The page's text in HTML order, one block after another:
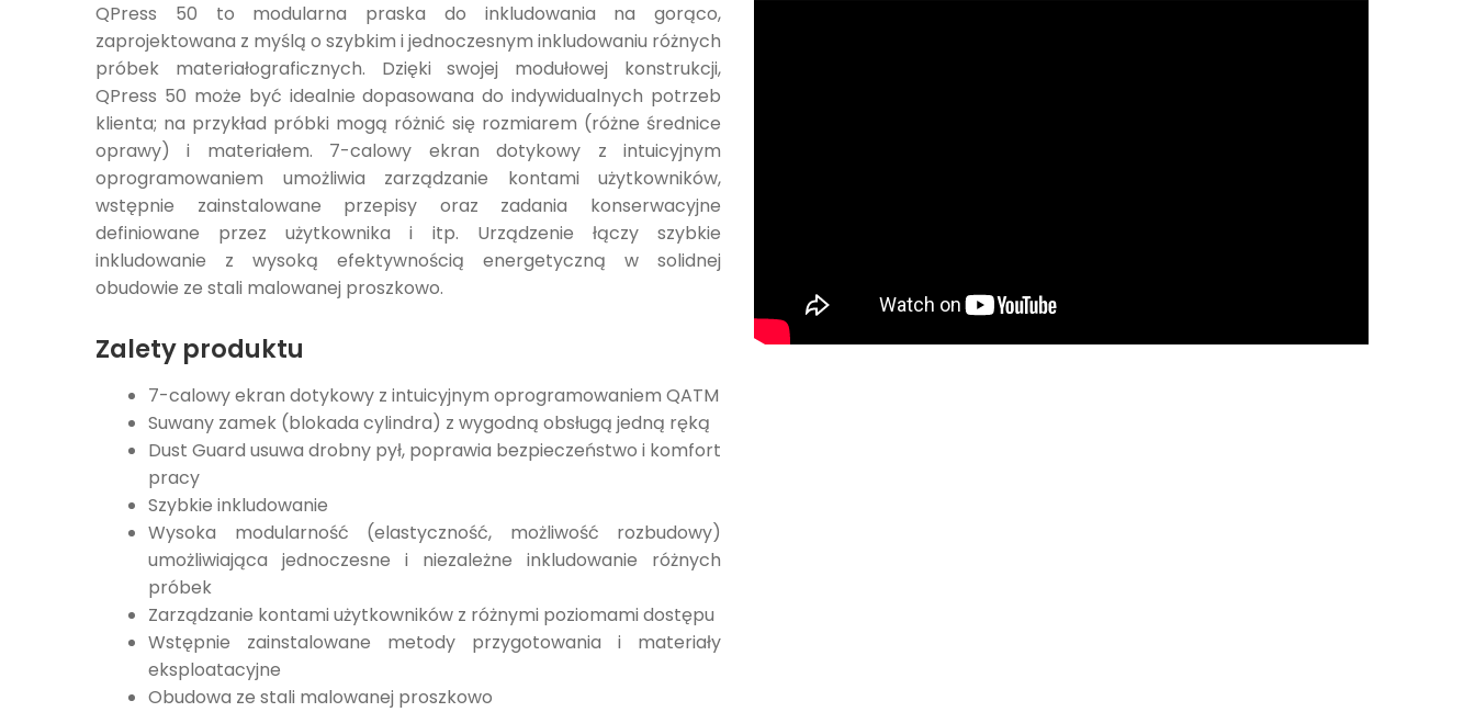
QPress 50 to modularna praska do inkludowania na gorąco,
zaprojektowana z myślą o szybkim i jednoczesnym inkludowaniu różnych
próbek materiałograficznych. Dzięki swojej modułowej konstrukcji,
QPress 50 może być idealnie dopasowana do indywidualnych potrzeb
klienta; na przykład próbki mogą różnić się rozmiarem (różne średnice
oprawy) i materiałem. 7-calowy ekran dotykowy z intuicyjnym
oprogramowaniem umożliwia zarządzanie kontami użytkowników,
wstępnie zainstalowane przepisy oraz zadania konserwacyjne
definiowane przez użytkownika i itp. Urządzenie łączy szybkie
inkludowanie z wysoką efektywnością energetyczną w solidnej
obudowie ze stali malowanej proszkowo.
Zalety produktu
7-calowy ekran dotykowy z intuicyjnym oprogramowaniem QATM
Suwany zamek (blokada cylindra) z wygodną obsługą jedną ręką
Dust Guard usuwa drobny pył, poprawia bezpieczeństwo i komfort
pracy
Szybkie inkludowanie
Wysoka modularność (elastyczność, możliwość rozbudowy)
umożliwiająca jednoczesne i niezależne inkludowanie różnych
próbek
Zarządzanie kontami użytkowników z różnymi poziomami dostępu
Wstępnie zainstalowane metody przygotowania i materiały
eksploatacyjne
Obudowa ze stali malowanej proszkowo